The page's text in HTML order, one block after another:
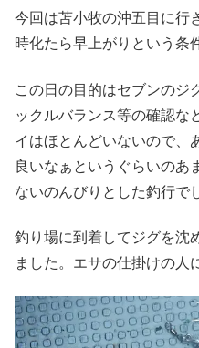
今回は苫小牧の沖五目に行
時化たら早上がりという条
この日の目的はセブンのジ
ックルバランス等の確認な
イはほとんどいないので、
良いなぁというぐらいのあ
ないのんびりとした釣行で
釣り場に到着してジグを沈
ました。エサの仕掛けの人